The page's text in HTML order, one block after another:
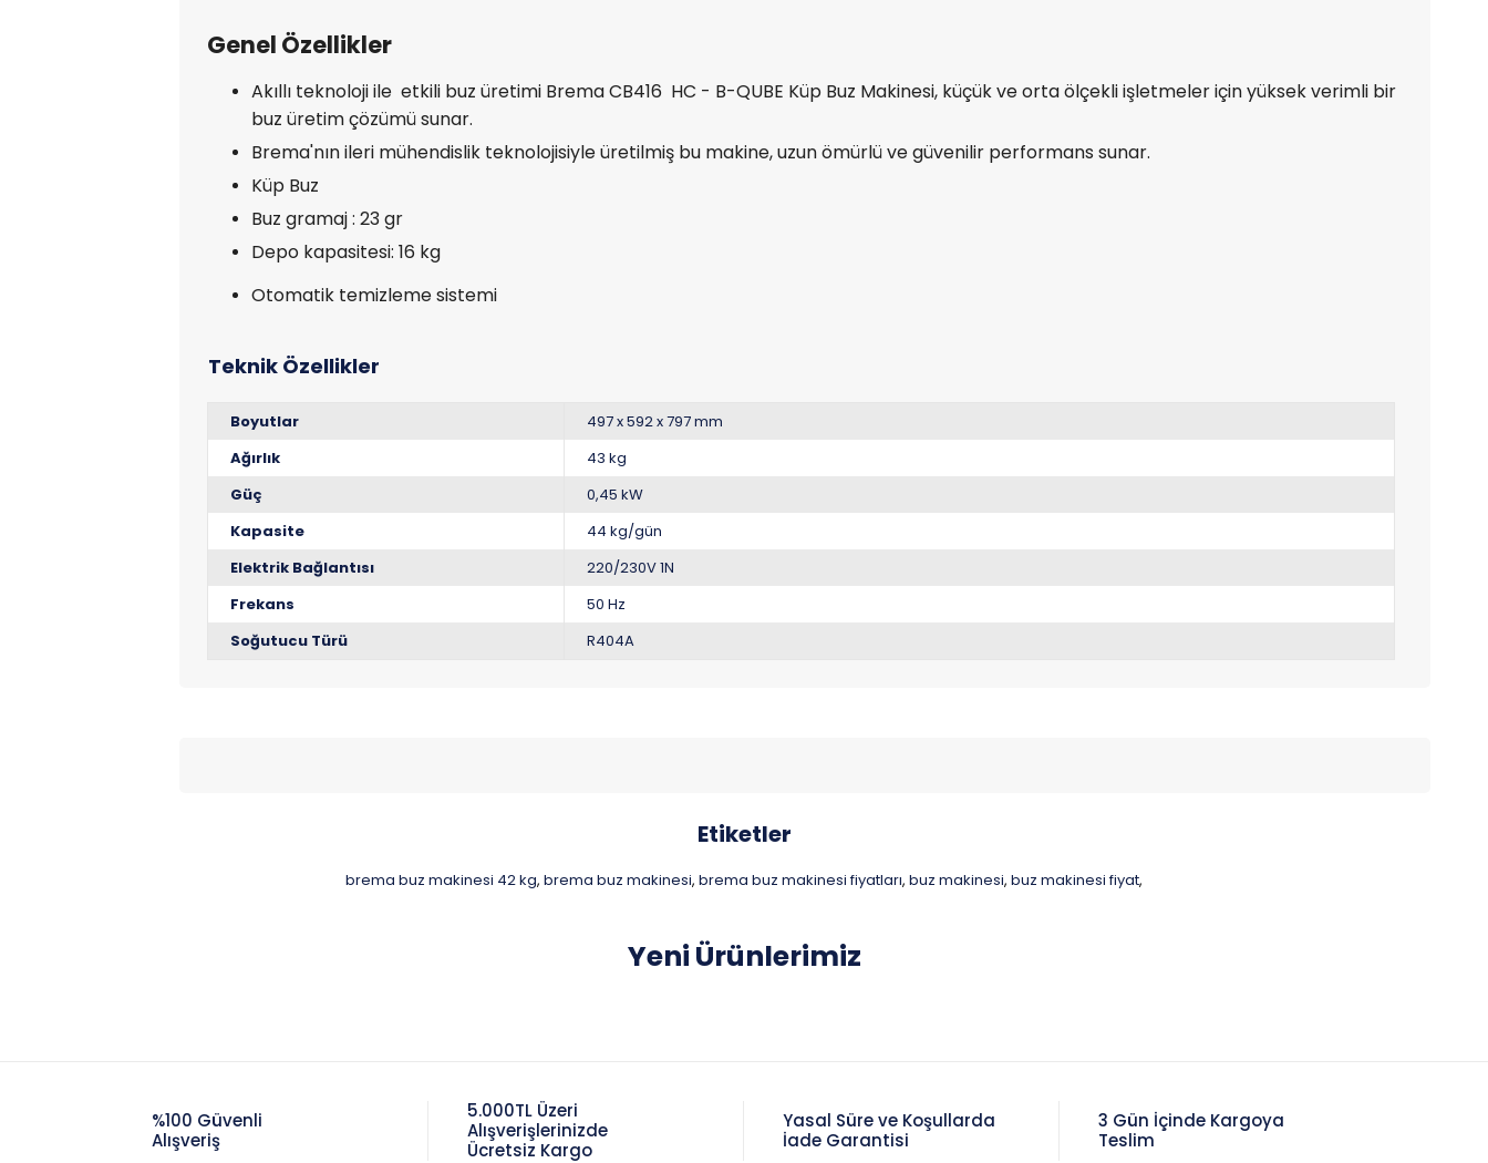
Genel Özellikler
Akıllı teknoloji ile etkili buz üretimi Brema CB416 HC - B-QUBE Küp Buz Makinesi, küçük ve orta ölçekli işletmeler için yüksek verimli bir
buz üretim çözümü sunar.
Brema'nın ileri mühendislik teknolojisiyle üretilmiş bu makine, uzun ömürlü ve güvenilir performans sunar.
Küp Buz
Buz gramaj : 23 gr
Depo kapasitesi: 16 kg
Otomatik temizleme sistemi
Boyutlar
497 x 592 x 797 mm
Ağırlık
43 kg
Güç
0,45 kW
Kapasite
44 kg/gün
Elektrik Bağlantısı
220/230V 1N
Frekans
50 Hz
Soğutucu Türü
R404A
Etiketler
brema buz makinesi 42 kg, brema buz makinesi, brema buz makinesi fiyatları, buz makinesi, buz makinesi fiyat,
Yeni Ürünlerimiz
%100 Güvenli
Alışveriş
5.000TL Üzeri
Alışverişlerinizde
Ücretsiz Kargo
Yasal Süre ve Koşullarda
İade Garantisi
3 Gün İçinde Kargoya
Teslim